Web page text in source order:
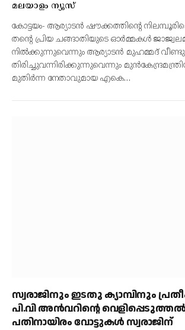
മലയാളം ന്യൂസ്
കോട്ടയം- ആര്യാടന്‍ ഷൗക്കത്തിന്റെ
തന്റെ പ്രിയ ചങ്ങാതിയുടെ ഓര്‍മ്മകള്‍
നില്‍ക്കുന്നുവെന്നും ആര്യാടന്‍ മുഹമ്മദ്
തിരിച്ചുവന്നിരിക്കുന്നുവെന്നും
മുതിര്‍ന്ന നേതാവുമായ എകെ…
സ്വരാജിനും ഇടതു ക്യാമ്പിനും
പി.വി അൻവറിന്റെ
പതിനായിരം വോട്ടുകൾ സ്വരാജിന്